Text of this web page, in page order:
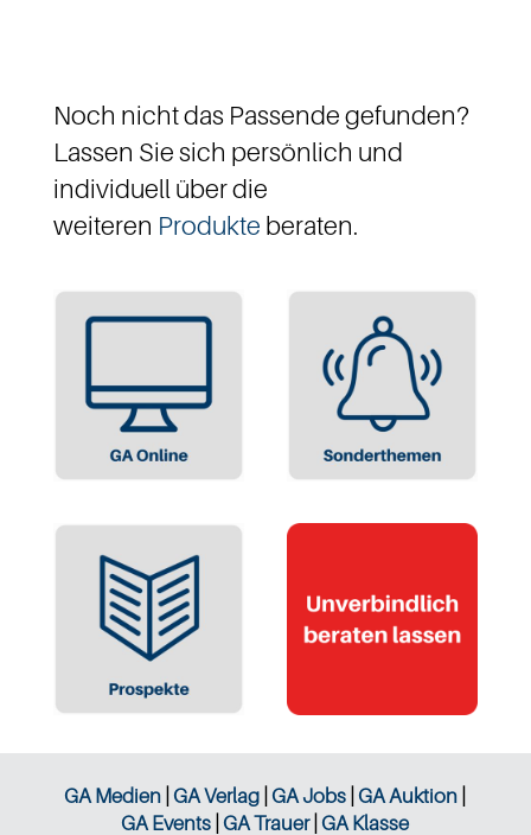
Noch nicht das Passende gefunden?
Lassen Sie sich persönlich und
individuell über die
weiteren Produkte beraten.
GA Medien |GA Verlag |GA Jobs |GA Auktion
GA Events |GA Trauer|GA Klasse